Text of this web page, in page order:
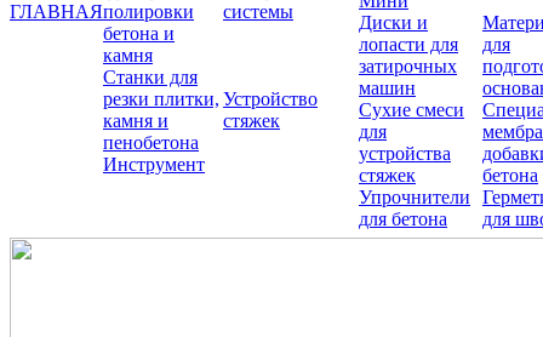
ГЛАВНАЯполировки
бетона и
камня
системы
Станки для
резки плитки,
камня и
пенобетона
Устройство
стяжек
Инструмент
Диски и
лопасти для
затирочных
машин
для
Сухие смеси
для
устройства
стяжек
бетона
Упрочнители
для бетона
для